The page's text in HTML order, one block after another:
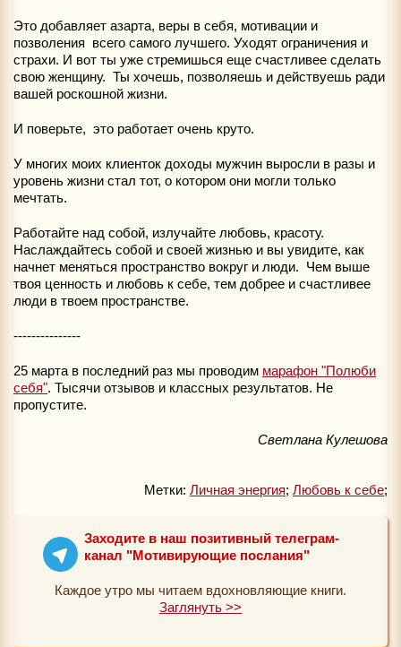
Это добавляет азарта, веры в себя, мотивации и
позволения всего самого лучшего. Уходят ограничения и
страхи. И вот ты уже стремишься еще счастливее сделать
свою женщину. Ты хочешь, позволяешь и действуешь ради
вашей роскошной жизни.
И поверьте, это работает очень круто.
У многих моих клиенток доходы мужчин выросли в разы и
уровень жизни стал тот, о котором они могли только
мечтать.
Работайте над собой, излучайте любовь, красоту.
Наслаждайтесь собой и своей жизнью и вы увидите, как
начнет меняться пространство вокруг и люди. Чем выше
твоя ценность и любовь к себе, тем добрее и счастливее
люди в твоем пространстве.
---------------
25 марта в последний раз мы проводим марафон "Полюби
себя". Тысячи отзывов и классных результатов. Не
пропустите.
Светлана Кулешова
Метки: Личная энергия; Любовь к себе;
Заходите в наш позитивный телеграм-
канал "Мотивирующие послания"
Каждое утро мы читаем вдохновляющие книги.
Заглянуть >>